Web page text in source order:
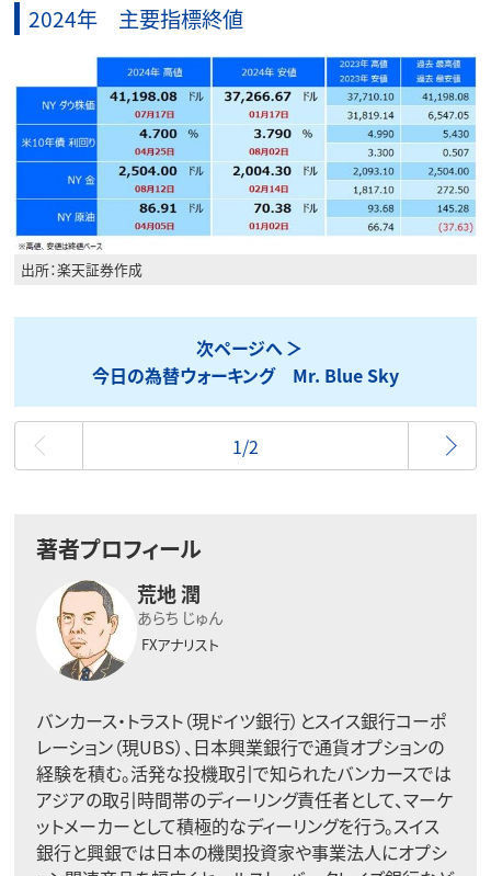
2024年 主要指標終値
出所：楽天証券作成
次ページへ
今日の為替ウォーキング Mr. Blue Sky
最初
1/2
著者プロフィール
荒地 潤
あらち じゅん
FXアナリスト
バンカース・トラスト（現ドイツ銀行）とスイス銀行コーポ
レーション（現UBS）、日本興業銀行で通貨オプションの
経験を積む。活発な投機取引で知られたバンカースでは
アジアの取引時間帯のディーリング責任者として、マーケ
ットメーカーとして積極的なディーリングを行う。スイス
銀行と興銀では日本の機関投資家や事業法人にオプシ